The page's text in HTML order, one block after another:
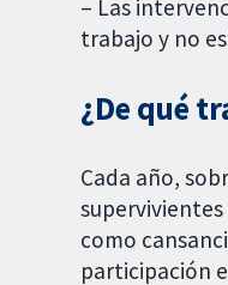
– Las
trabajo y no
¿De qué
Cada año,
como
participación